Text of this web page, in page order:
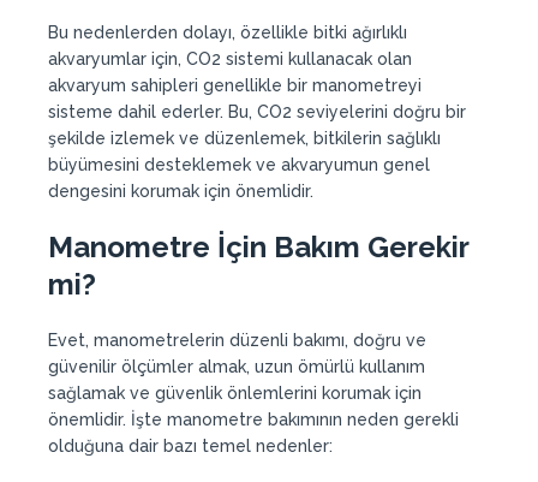
Bu nedenlerden dolayı, özellikle bitki ağırlıklı
akvaryumlar için, CO2 sistemi kullanacak olan
akvaryum sahipleri genellikle bir manometreyi
sisteme dahil ederler. Bu, CO2 seviyelerini doğru bir
şekilde izlemek ve düzenlemek, bitkilerin sağlıklı
büyümesini desteklemek ve akvaryumun genel
dengesini korumak için önemlidir.
Manometre İçin Bakım Gerekir
mi?
Evet, manometrelerin düzenli bakımı, doğru ve
güvenilir ölçümler almak, uzun ömürlü kullanım
sağlamak ve güvenlik önlemlerini korumak için
önemlidir. İşte manometre bakımının neden gerekli
olduğuna dair bazı temel nedenler: